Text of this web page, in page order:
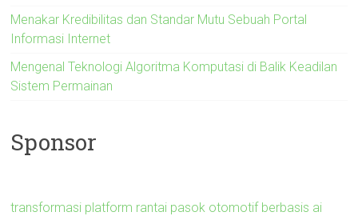
Menakar Kredibilitas dan Standar Mutu Sebuah Portal
Informasi Internet
Mengenal Teknologi Algoritma Komputasi di Balik Keadilan
Sistem Permainan
Sponsor
transformasi platform rantai pasok otomotif berbasis ai